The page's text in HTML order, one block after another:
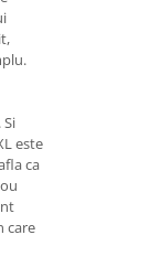
este
ca
care